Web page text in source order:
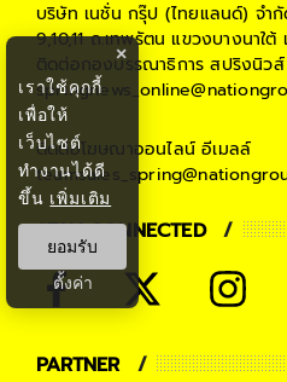
บริษัท เนชั่น กรุ๊ป (ไทยแลนด์) จำ
9,10,11 ถ.เทพรัตน แขวงบางนาใ
ติดต่อกองบรรณาธิการ สปริงนิวส์
ติดต่อโฆษณาออนไลน์ อีเมลล์
STAY CONNECTED
PARTNER
×
เราใช้คุกกี้
เพื่อให้
เว็บไซต์
ทำงานได้ดี
ขึ้น เพิ่มเติม
ยอมรับ
ตั้งค่า